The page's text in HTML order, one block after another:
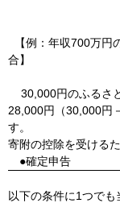
【例：年収700万円
合】
30,000円のふるさ
28,000円（30,000円
す。
寄附の控除を受ける
●確定申告
以下の条件に1つで